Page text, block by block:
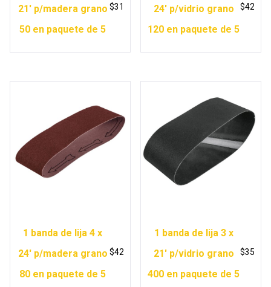
21′ p/madera grano
50 en paquete de 5
$31
24′ p/vidrio grano
120 en paquete de 5
$42
1 banda de lija 4 x
24′ p/madera grano
80 en paquete de 5
$42
1 banda de lija 3 x
21′ p/vidrio grano
400 en paquete de 5
$35